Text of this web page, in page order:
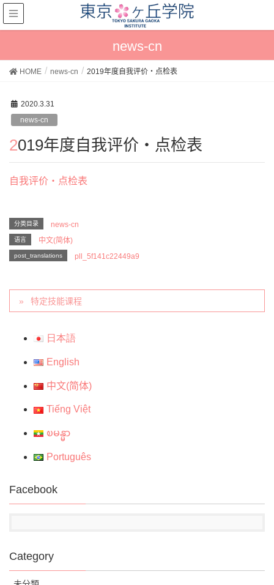
news-cn
HOME news-cn 2019年度自我评价・点检表
2020.3.31
news-cn
2019年度自我评价・点检表
自我评价・点检表
分类目录 news-cn
语言 中文(简体)
post_translations pll_5f141c22449a9
特定技能课程
日本語
English
中文(简体)
Tiếng Việt
ၿမန္မာ
Português
Facebook
Category